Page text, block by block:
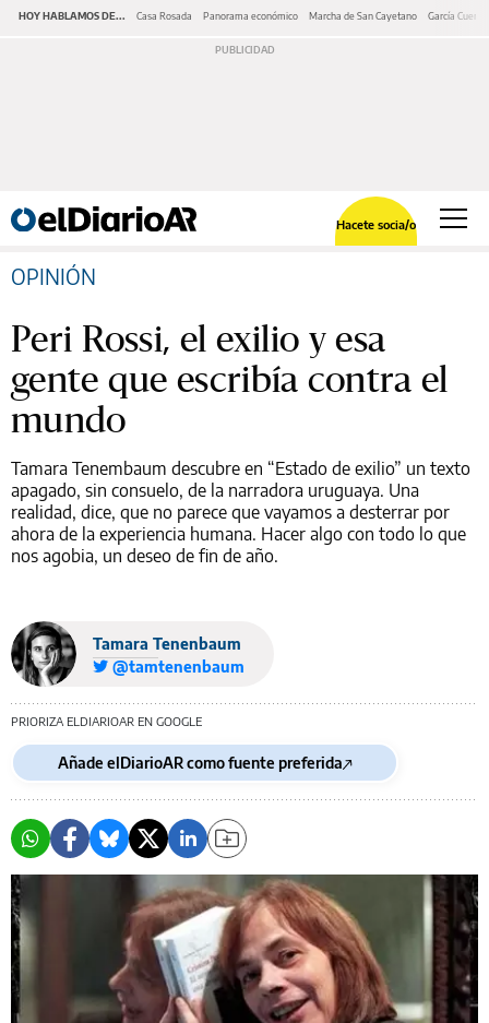
HOY HABLAMOS DE... Casa Rosada Panorama económico Marcha de San Cayetano García Cuerva
Hacete socia/o
OPINIÓN
Peri Rossi, el exilio y esa
gente que escribía contra el
mundo
Tamara Tenembaum descubre en “Estado de exilio” un texto
apagado, sin consuelo, de la narradora uruguaya. Una
realidad, dice, que no parece que vayamos a desterrar por
ahora de la experiencia humana. Hacer algo con todo lo que
nos agobia, un deseo de fin de año.
Tamara Tenenbaum
@tamtenenbaum
PRIORIZA ELDIARIOAR EN GOOGLE
Añade elDiarioAR como fuente preferida